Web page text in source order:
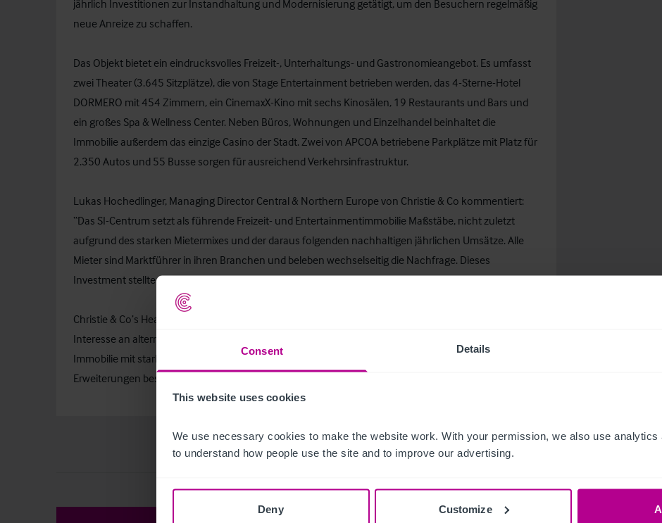
Consent Details
This website uses cookies
We use necessary cookies to make the website work. With your permission, we also use analytics
to understand how people use the site and to improve our advertising.
Deny Customize
jährlich Investitionen zur Instandhaltung und Modernisierung getätigt, um den Besuchern regelmäßig
neue Anreize zu schaffen.
Das Objekt bietet ein eindrucksvolles Freizeit-, Unterhaltungs- und Gastronomieangebot. Es umfasst
zwei Theater (3.645 Sitzplätze), die von Stage Entertainment betrieben werden, das 4-Sterne-Hotel
DORMERO mit 454 Zimmern, ein CinemaxX-Kino mit sechs Kinosälen, 19 Restaurants und Bars und
ein großes Spa & Wellness Center. Neben Büros, Wohnungen und Einzelhandel beinhaltet die
Immobilie außerdem das einzige Casino der Stadt. Zwei von APCOA betriebene Parkplätze mit Platz für
2.350 Autos und 55 Busse sorgen für ausreichend Verkehrsinfrastruktur.
Lukas Hochedlinger, Managing Director Central & Northern Europe von Christie & Co kommentiert:
“Das SI-Centrum setzt als führende Freizeit- und Entertainmentimmobilie Maßstäbe, nicht zuletzt
aufgrund des starken Mietermixes und der daraus folgenden nachhaltigen jährlichen Umsätze. Alle
Mieter sind Marktführer in ihren Branchen und beleben wechselseitig die Nachfrage. Dieses
Investment stellte somit eine äußerst seltene Gelegenheit dar.“
Christie & Co’s Head of Leisure & Development Jon Patrick folgerte: „Diese Transaktion zeigt, dass das
Interesse an alternativen Investments unverändert hoch ist. Brookfield hat eine gut gemanagte
Immobilie mit starken, langfristigen Pächtern übernommen. Durch aktives Asset Management oder
Erweiterungen besteht die Möglichkeit die Profitabilität zukünftig sogar noch weiter zu steigern.“